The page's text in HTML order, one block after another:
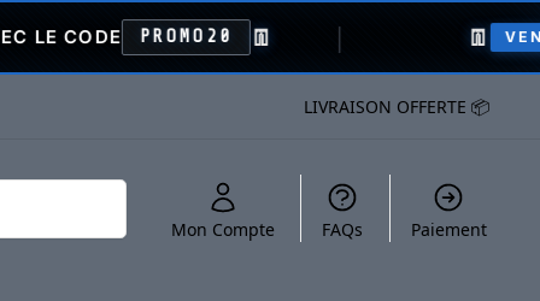
PROMO20 👖 VENTE FLASH
LIVRAISON OFFERTE 📦
Mon Compte FAQs Paiement